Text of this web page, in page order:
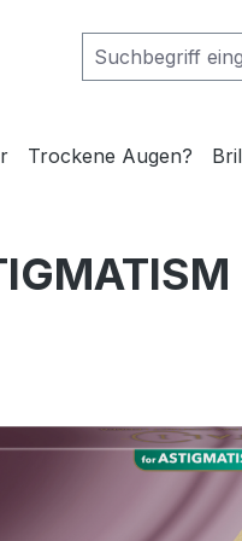
Trockene Augen?